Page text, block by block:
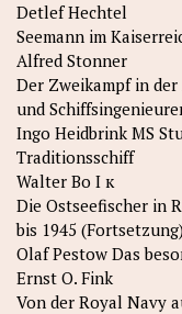
Detlef Hechtel
Seemann im
Alfred Stonner
Der Zweikampf in
und
Ingo Heidbrink MS
Traditionsschiff
Walter Bo I к
Die Ostseefischer in
bis 1945
Olaf Pestow Das
Ernst O. Fink
Von der Royal Navy